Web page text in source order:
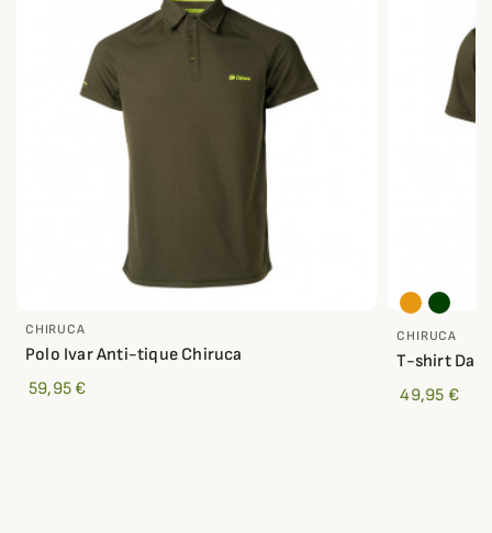
CHIRUCA
Polo Ivar Anti-tique Chiruca
59,95 €
CHIRUCA
T-shirt
49,95 €